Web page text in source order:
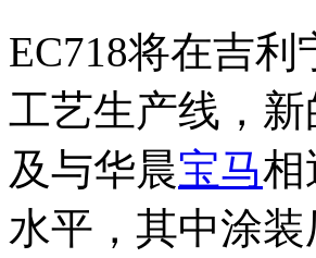
EC718将在吉
工艺生产线，
及与华晨宝马相
水平，其中涂